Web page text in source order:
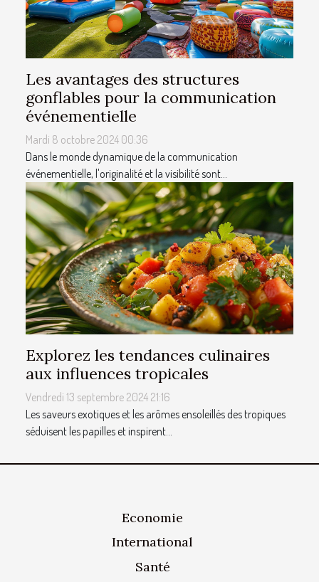
Les avantages des structures
gonflables pour la communication
événementielle
Mardi 8 octobre 2024 00:36
Dans le monde dynamique de la communication
événementielle, l'originalité et la visibilité sont...
Explorez les tendances culinaires
aux influences tropicales
Vendredi 13 septembre 2024 21:16
Les saveurs exotiques et les arômes ensoleillés des tropiques
séduisent les papilles et inspirent...
Economie
International
Santé